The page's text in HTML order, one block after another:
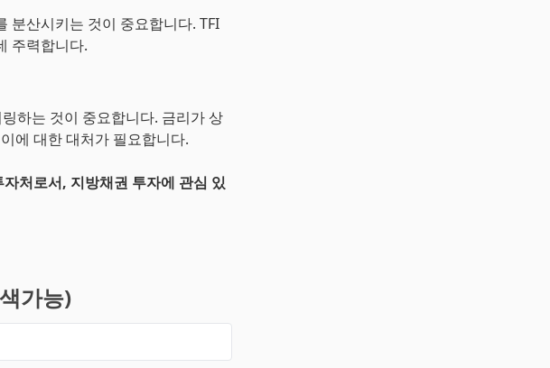
분산시키는 것이 중요합니다. TFI
주력합니다.
하는 것이 중요합니다. 금리가 상
에 대한 대처가 필요합니다.
처로서, 지방채권 투자에 관심 있
가능)